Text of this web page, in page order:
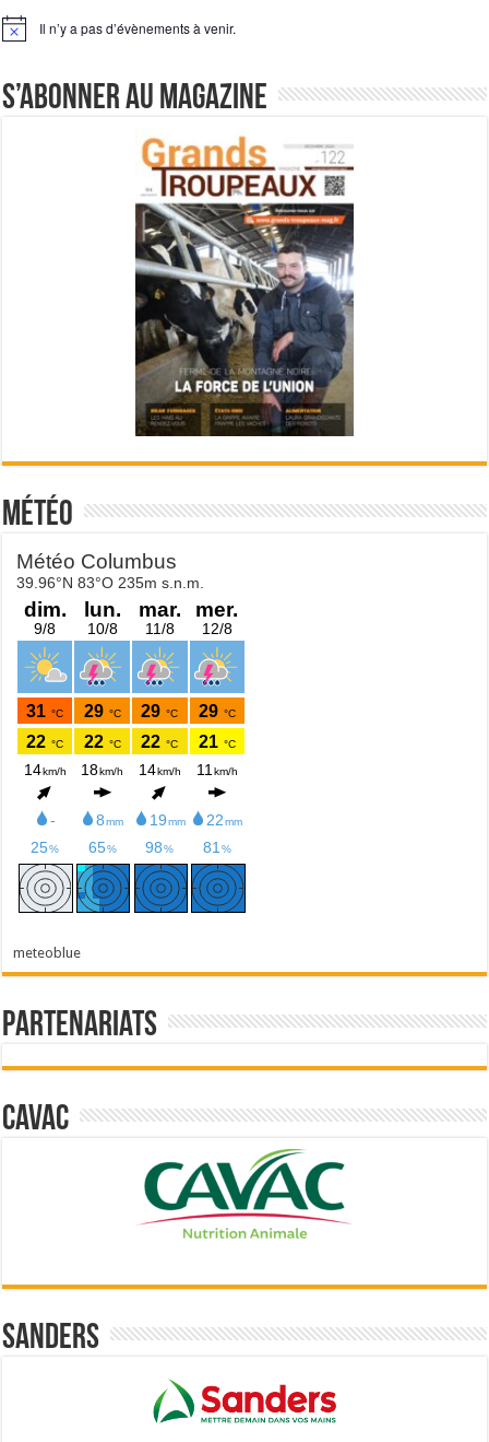
Notice Il n’y a pas d’évènements à venir.
S’abonner au magazine
Météo
meteoblue
Partenariats
Cavac
Sanders